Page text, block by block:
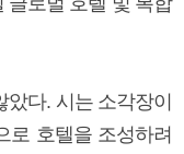
았다. 시는 소각장이
로 호텔을 조성하려